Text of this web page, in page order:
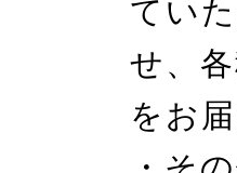
てい
せ、
をお